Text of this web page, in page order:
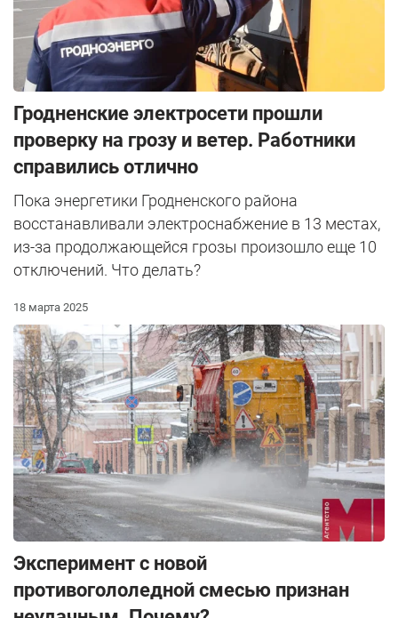
Гродненские электросети прошли
проверку на грозу и ветер. Работники
справились отлично
Пока энергетики Гродненского района
восстанавливали электроснабжение в 13 местах,
из-за продолжающейся грозы произошло еще 10
отключений. Что делать?
18 марта 2025
Эксперимент с новой
противогололедной смесью признан